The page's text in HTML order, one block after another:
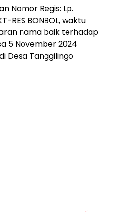
Nomor Regis: Lp.
RES BONBOL, waktu
nama baik terhadap
5 November 2024
Desa Tanggilingo